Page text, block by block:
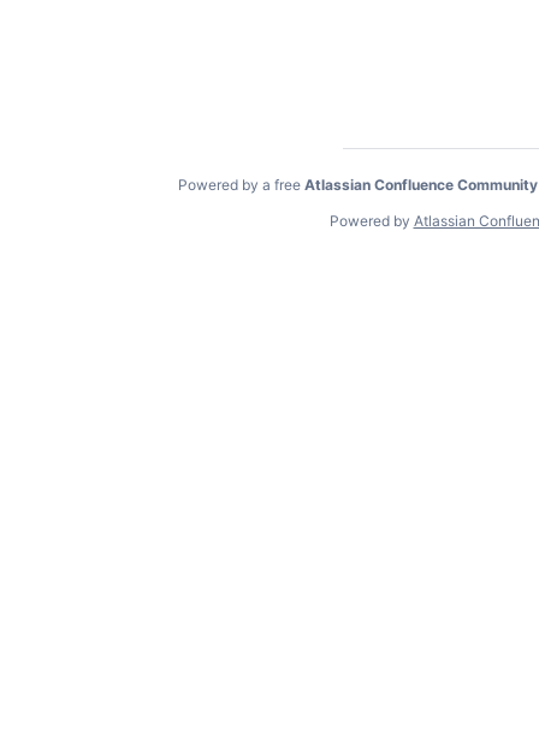
Powered by a free Atlassian Confluence
Powered by Atlassian